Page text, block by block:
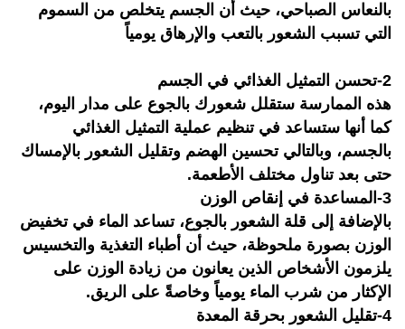
بالنعاس الصباحي، حيث أن الجسم يتخلص من السموم
التي تسبب الشعور بالتعب والإرهاق يومياً
2-تحسن التمثيل الغذائي في الجسم
هذه الممارسة ستقلل شعورك بالجوع على مدار اليوم،
كما أنها ستساعد في تنظيم عملية التمثيل الغذائي
بالجسم، وبالتالي تحسين الهضم وتقليل الشعور بالإمساك
حتى بعد تناول مختلف الأطعمة.
3-المساعدة في إنقاص الوزن
بالإضافة إلى قلة الشعور بالجوع، تساعد الماء في تخفيض
الوزن بصورة ملحوظة، حيث أن أطباء التغذية والتخسيس
يلزمون الأشخاص الذين يعانون من زيادة الوزن على
الإكثار من شرب الماء يومياً وخاصةً على الريق.
4-تقليل الشعور بحرقة المعدة